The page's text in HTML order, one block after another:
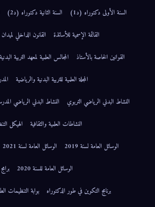
السنة الأولى دكتوراه (د1)
السنة الثانية دكتوراه (د2)
القائمة الإسمية للأساتذة
القانون الداخلي
القوانين الخاصة بالأستاذ
المجالس العلمية لمعهد التربية
المجلة العلمية للتربية البدنية والرياضية
النشاط البدني الرياضي التربوي
النشاط البدني الرياضي
النشاطات العلمية والثقافية
الهيكل
الوسائل العامة لسنة 2019
الوسائل العامة لسنة 2021
الوسائل العامة للسنة 2020
برنامج التكوين في طور الدكتوراه
بوابة التنظيمات